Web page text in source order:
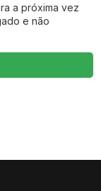
a próxima vez
e não